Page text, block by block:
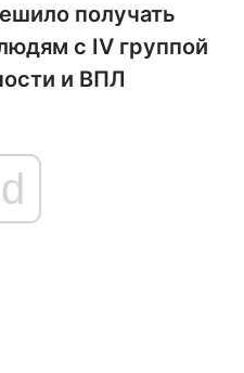
получать
с IV группой
и ВПЛ